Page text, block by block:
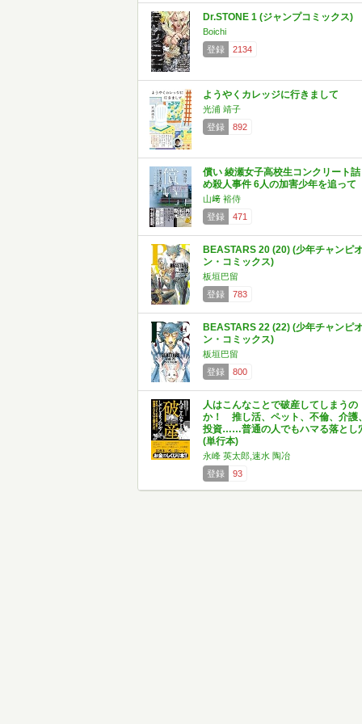
Dr.STONE 1 (ジャンプコミックス)
Boichi
登録
2134
ようやくカレッジに行きまして
光浦 靖子
登録
892
償い 綾瀬女子高校生コンクリート詰
め殺人事件 6人の加害少年を追って
山﨑 裕侍
登録
471
BEASTARS 20 (20) (少年チャンピ
ン・コミックス)
板垣巴留
登録
783
BEASTARS 22 (22) (少年チャンピ
ン・コミックス)
板垣巴留
登録
800
人はこんなことで破産してしまうの
か！ 推し活、ペット、不倫、介護
投資……普通の人でもハマる落とし
(単行本)
永峰 英太郎,速水 陶冶
登録
93